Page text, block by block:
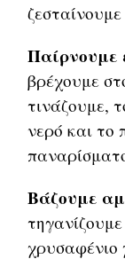
Παίρνουμε
βρέχουμε
τινάζουμε,
νερό και το
Βάζουμε
χρυσαφένιο